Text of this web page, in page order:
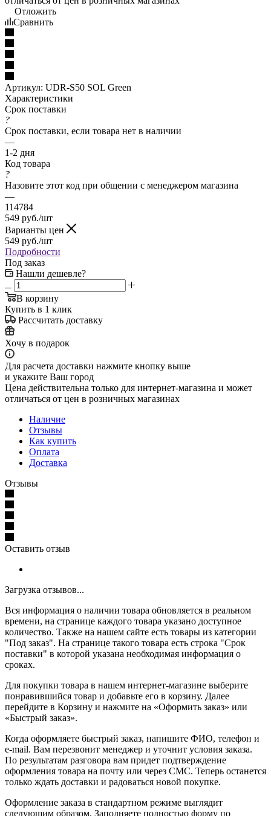
Отложить
Сравнить
Артикул: UDR-S50 SOL Green
Характеристики
Срок поставки
?
Срок поставки, если товара нет в наличии
—
1-2 дня
Код товара
?
Назовите этот код при общении с менеджером магазина
—
114784
549 руб./шт
Варианты цен
549 руб./шт
Подробности
Под заказ
Нашли дешевле?
В корзину
Купить в 1 клик
Рассчитать доставку
Хочу в подарок
Для расчета доставки нажмите кнопку выше
и укажите Ваш город
Цена действительна только для интернет-магазина и может
отличаться от цен в розничных магазинах
Наличие
Отзывы
Как купить
Оплата
Доставка
Отзывы
Оставить отзыв
Загрузка отзывов...
Вся информация о наличии товара обновляется в реальном
времени, на странице каждого товара указано доступное
количество. Также на нашем сайте есть товары из категории
"Под заказ". На странице такого товара есть строка "Срок
поставки" в которой указана необходимая информация о
сроках.
Для покупки товара в нашем интернет-магазине выберите
понравившийся товар и добавьте его в корзину. Далее
перейдите в Корзину и нажмите на «Оформить заказ» или
«Быстрый заказ».
Когда оформляете быстрый заказ, напишите ФИО, телефон и
e-mail. Вам перезвонит менеджер и уточнит условия заказа.
По результатам разговора вам придет подтверждение
оформления товара на почту или через СМС. Теперь останется
только ждать доставки и радоваться новой покупке.
Оформление заказа в стандартном режиме выглядит
следующим образом. Заполняете полностью форму по